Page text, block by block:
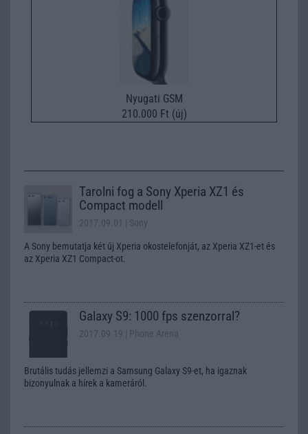
Nyugati GSM
210.000 Ft (új)
Tarolni fog a Sony Xperia XZ1 és
Compact modell
2017.09.01 | Sony
A Sony bemutatja két új Xperia okostelefonját, az Xperia XZ1-et és
az Xperia XZ1 Compact-ot.
Galaxy S9: 1000 fps szenzorral?
2017.09.19 | Phone Arena
Brutális tudás jellemzi a Samsung Galaxy S9-et, ha igaznak
bizonyulnak a hírek a kameráról.